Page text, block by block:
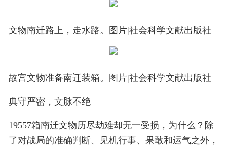
文物南迁路上，走水路。图片|社会科学文献出版社
故宫文物准备南迁装箱。图片|社会科学文献出版社
典守严密，文脉不绝
19557箱南迁文物历尽劫难却无一受损，为什么？除
了对战局的准确判断、见机行事、果敢和运气之外，